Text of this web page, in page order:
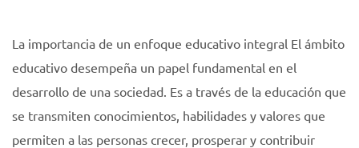
La importancia de un enfoque educativo integral El ámbito
educativo desempeña un papel fundamental en el
desarrollo de una sociedad. Es a través de la educación que
se transmiten conocimientos, habilidades y valores que
permiten a las personas crecer, prosperar y contribuir